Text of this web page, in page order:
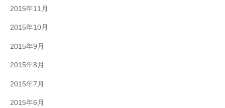
2015年11月
2015年10月
2015年9月
2015年8月
2015年7月
2015年6月